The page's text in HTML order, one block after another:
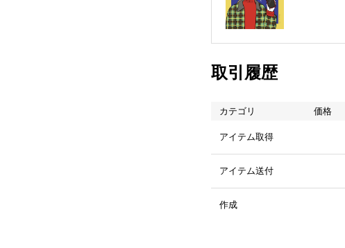
取引履歴
カテゴリ 価格
アイテム取得
アイテム送付
作成